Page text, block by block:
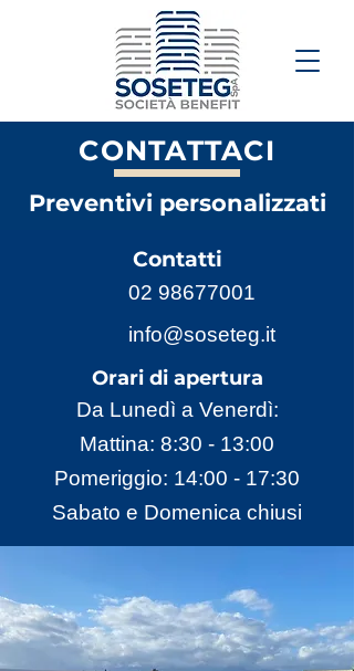
CONTATTACI
Preventivi personalizzati
Contatti
02 98677001
info@soseteg.it
Orari di apertura
Da Lunedì a Venerdì:
Mattina: 8:30 - 13:00
Pomeriggio: 14:00 - 17:30
Sabato e Domenica chiusi